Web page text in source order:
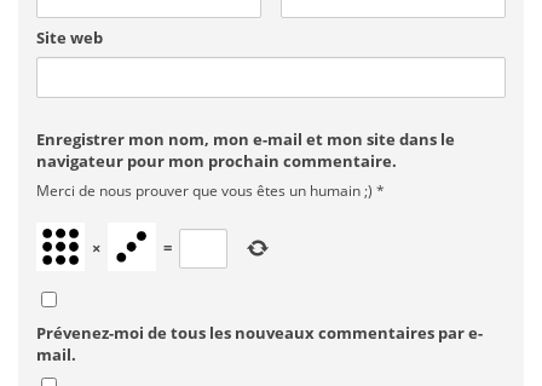
Site web
Enregistrer mon nom, mon e-mail et mon site dans le
navigateur pour mon prochain commentaire.
Merci de nous prouver que vous êtes un humain ;) *
× =
Prévenez-moi de tous les nouveaux commentaires par e-
mail.